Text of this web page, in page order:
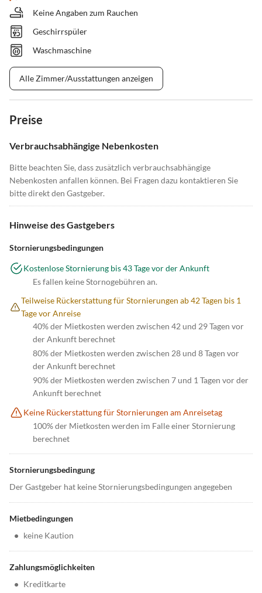
Keine Angaben zum Rauchen
Geschirrspüler
Waschmaschine
Alle Zimmer/Ausstattungen anzeigen
Preise
Verbrauchsabhängige Nebenkosten
Bitte beachten Sie, dass zusätzlich verbrauchsabhängige
Nebenkosten anfallen können. Bei Fragen dazu kontaktieren Sie
bitte direkt den Gastgeber.
Hinweise des Gastgebers
Stornierungsbedingungen
Kostenlose Stornierung bis 43 Tage vor der Ankunft
Es fallen keine Stornogebühren an.
Teilweise Rückerstattung für Stornierungen ab 42 Tagen bis 1
Tage vor Anreise
40% der Mietkosten werden zwischen 42 und 29 Tagen vor
der Ankunft berechnet
80% der Mietkosten werden zwischen 28 und 8 Tagen vor
der Ankunft berechnet
90% der Mietkosten werden zwischen 7 und 1 Tagen vor der
Ankunft berechnet
Keine Rückerstattung für Stornierungen am Anreisetag
100% der Mietkosten werden im Falle einer Stornierung
berechnet
Stornierungsbedingung
Der Gastgeber hat keine Stornierungsbedingungen angegeben
Mietbedingungen
• keine Kaution
Zahlungsmöglichkeiten
• Kreditkarte